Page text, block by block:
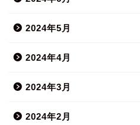
2024年5月
2024年4月
2024年3月
2024年2月